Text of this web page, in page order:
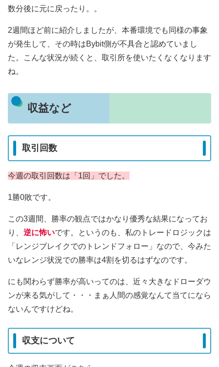
数分後に元に戻ったり。。
2週間ほど前に紹介しましたが、本番環境でも同様の事象
が発生して、その時はBybit側が不具合と認めていまし
た。こんな状況が続くと、取引所を使いたくなくなります
ね。
収益など
取引回数
今週の取引回数は「1回」でした。
1勝0敗です。
この3週間、勝率の観点ではかなり優秀な結果になってお
り、 逆に怖いです。というのも、私のトレードロジックは
「レンジブレイクでのトレンドフォロー」なので、今みた
いなレンジ状況での勝率は4割を切るはずなのです。
にも関わらず勝率が高いってのは、近々大きなドローダウ
ンが来る気がして・・・まぁ人間の感覚なんて当てになら
ないんですけどね。
収支について